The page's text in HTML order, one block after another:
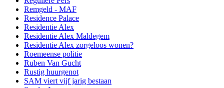
Remgeld - MAF
Residence Palace
Residentie Alex
Residentie Alex Maldegem
Residentie Alex zorgeloos wonen?
Roemeense politie
Ruben Van Gucht
Rustig huurgenot
SAM viert vijf jarig bestaan